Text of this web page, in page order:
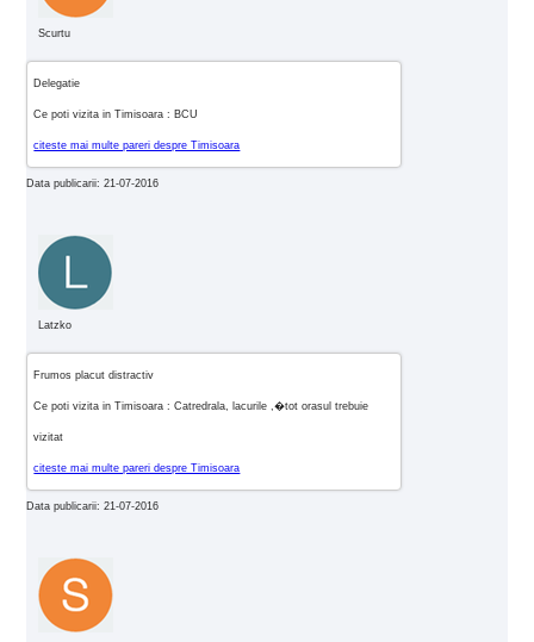
Scurtu
Delegatie
Ce poti vizita in Timisoara : BCU
citeste mai multe pareri despre Timisoara
Data publicarii: 21-07-2016
Latzko
Frumos placut distractiv
Ce poti vizita in Timisoara : Catredrala, lacurile ,�tot orasul trebuie
vizitat
citeste mai multe pareri despre Timisoara
Data publicarii: 21-07-2016